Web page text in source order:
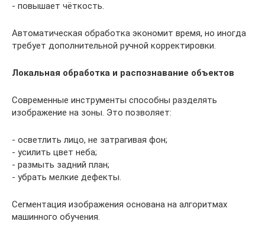
- повышает чёткость.
Автоматическая обработка экономит время, но иногда
требует дополнительной ручной корректировки.
Локальная обработка и распознавание объектов
Современные инструменты способны разделять
изображение на зоны. Это позволяет:
- осветлить лицо, не затрагивая фон;
- усилить цвет неба;
- размыть задний план;
- убрать мелкие дефекты.
Сегментация изображения основана на алгоритмах
машинного обучения.